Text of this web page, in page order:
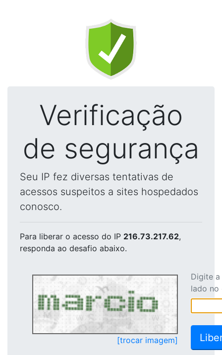
Verificação
de segurança
Seu IP fez diversas tentativas de
acessos suspeitos a sites hospedados
conosco.
Para liberar o acesso do IP 216.73.217.62,
responda ao desafio abaixo.
[trocar imagem]
Digite
lado no